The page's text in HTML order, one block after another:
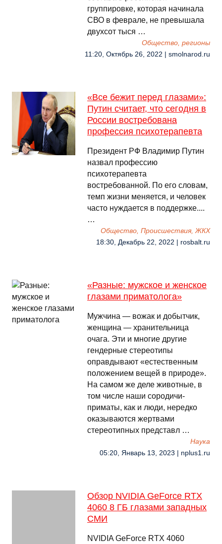
группировке, которая начинала
СВО в феврале, не превышала
двухсот тыся …
Общество, регионы
11:20, Октябрь 26, 2022 | smolnarod.ru
«Все бежит перед глазами»:
Путин считает, что сегодня в
России востребована
профессия психотерапевта
Президент РФ Владимир Путин
назвал профессию
психотерапевта
востребованной. По его словам,
темп жизни меняется, и человек
часто нуждается в поддержке....
…
Общество, Происшествия, ЖКХ
18:30, Декабрь 22, 2022 | rosbalt.ru
«Разные: мужское и женское
глазами приматолога»
Мужчина — вожак и добытчик,
женщина — хранительница
очага. Эти и многие другие
гендерные стереотипы
оправдывают «естественным
положением вещей в природе».
На самом же деле животные, в
том числе наши сородичи-
приматы, как и люди, нередко
оказываются жертвами
стереотипных представл …
Наука
05:20, Январь 13, 2023 | nplus1.ru
Обзор NVIDIA GeForce RTX
4060 8 ГБ глазами западных
СМИ
NVIDIA GeForce RTX 4060